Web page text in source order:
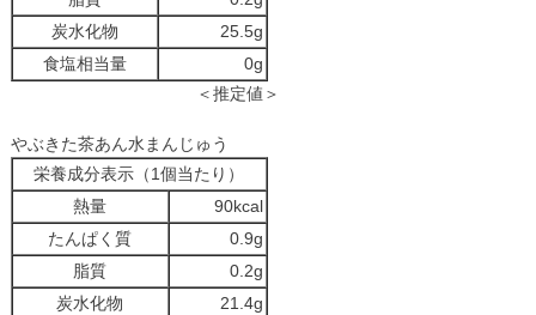
炭水化物
25.5g
食塩相当量
0g
＜推定値＞
やぶきた茶あん水まんじゅう
栄養成分表示（1個当たり）
熱量
90kcal
たんぱく質
0.9g
脂質
0.2g
炭水化物
21.4g